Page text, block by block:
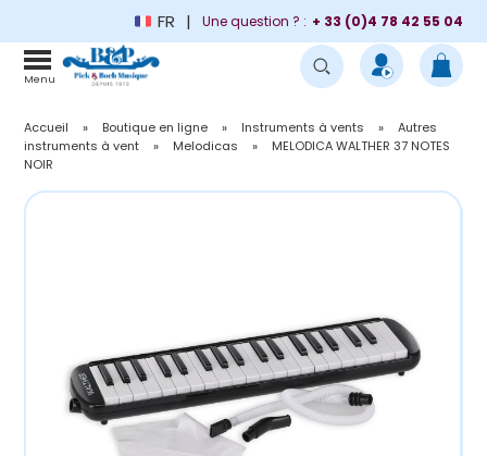
FR Une question ? : + 33 (0)4 78 42 55 04
Menu
Accueil » Boutique en ligne » Instruments à vents »
Autres
instruments à vent
» Melodicas »
MELODICA WALTHER 37 NOTES
NOIR